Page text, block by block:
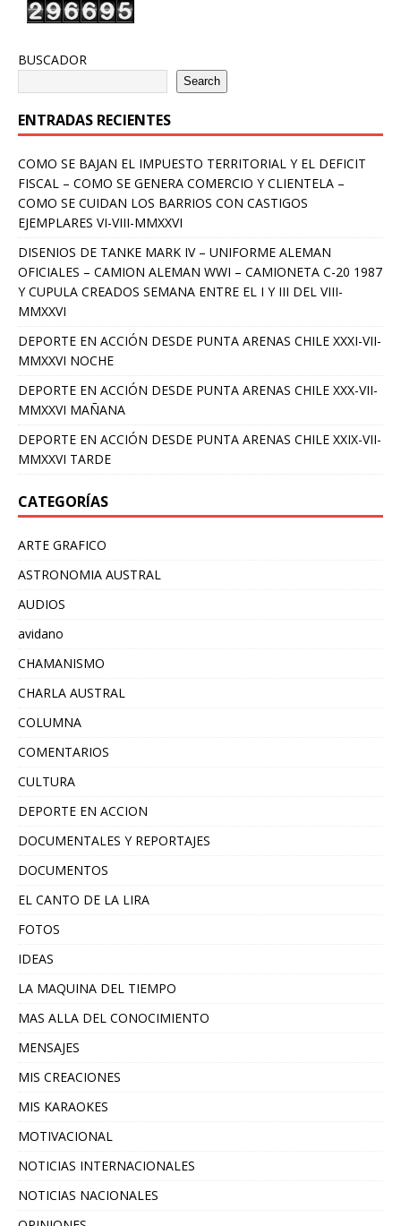
BUSCADOR
Search
ENTRADAS RECIENTES
COMO SE BAJAN EL IMPUESTO TERRITORIAL Y EL DEFICIT
FISCAL – COMO SE GENERA COMERCIO Y CLIENTELA –
COMO SE CUIDAN LOS BARRIOS CON CASTIGOS
EJEMPLARES VI-VIII-MMXXVI
DISENIOS DE TANKE MARK IV – UNIFORME ALEMAN
OFICIALES – CAMION ALEMAN WWI – CAMIONETA C-20 1987
Y CUPULA CREADOS SEMANA ENTRE EL I Y III DEL VIII-
MMXXVI
DEPORTE EN ACCIÓN DESDE PUNTA ARENAS CHILE XXXI-VII-
MMXXVI NOCHE
DEPORTE EN ACCIÓN DESDE PUNTA ARENAS CHILE XXX-VII-
MMXXVI MAÑANA
DEPORTE EN ACCIÓN DESDE PUNTA ARENAS CHILE XXIX-VII-
MMXXVI TARDE
CATEGORÍAS
ARTE GRAFICO
ASTRONOMIA AUSTRAL
AUDIOS
avidano
CHAMANISMO
CHARLA AUSTRAL
COLUMNA
COMENTARIOS
CULTURA
DEPORTE EN ACCION
DOCUMENTALES Y REPORTAJES
DOCUMENTOS
EL CANTO DE LA LIRA
FOTOS
IDEAS
LA MAQUINA DEL TIEMPO
MAS ALLA DEL CONOCIMIENTO
MENSAJES
MIS CREACIONES
MIS KARAOKES
MOTIVACIONAL
NOTICIAS INTERNACIONALES
NOTICIAS NACIONALES